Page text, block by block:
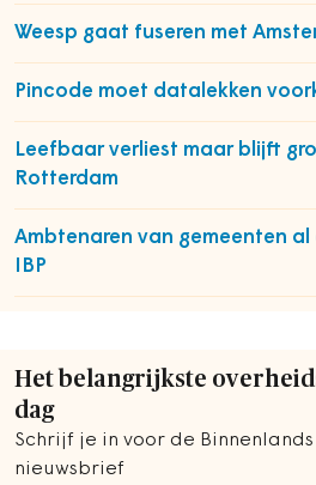
Weesp gaat fuseren met
Pincode moet datalekken
Leefbaar verliest maar blijft
Rotterdam
Ambtenaren van gemeenten al
IBP
Het belangrijkste
dag
Schrijf je in voor de
nieuwsbrief